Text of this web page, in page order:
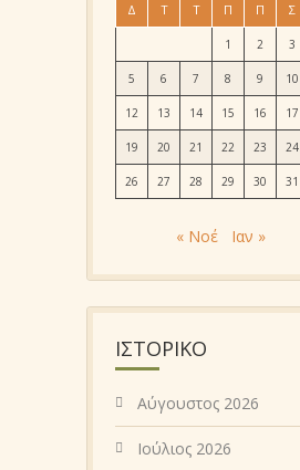
Δ Τ Τ Π Π Σ
1 2 3
5 6 7 8 9 10
12 13 14 15 16 17
19 20 21 22 23 24
26 27 28 29 30 31
« Νοέ Ιαν »
ΙΣΤΟΡΙΚΌ
Αύγουστος 2026
Ιούλιος 2026